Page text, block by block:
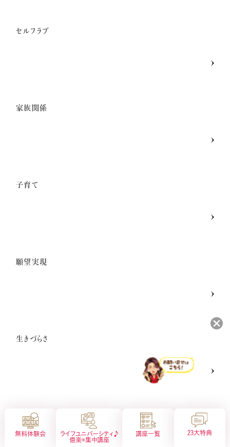
特定商取引法に基づく表示
サイトマップ
無料体験会
ライフユニバーシティ♪
億楽®︎集中講座
講座一覧 23大特典
セルフラブ
家族関係
子育て
願望実現
生きづらさ
マインド